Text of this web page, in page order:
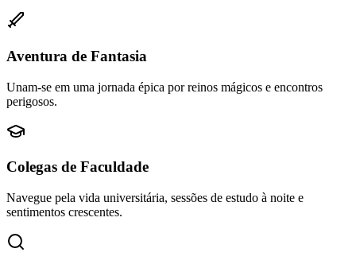
Aventura de Fantasia
Unam-se em uma jornada épica por reinos mágicos e encontros
perigosos.
Colegas de Faculdade
Navegue pela vida universitária, sessões de estudo à noite e
sentimentos crescentes.